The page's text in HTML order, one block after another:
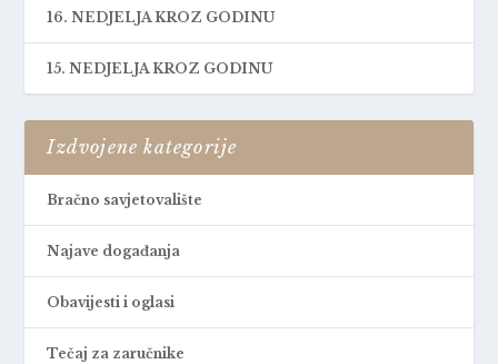
16. NEDJELJA KROZ GODINU
15. NEDJELJA KROZ GODINU
Izdvojene kategorije
Bračno savjetovalište
Najave događanja
Obavijesti i oglasi
Tečaj za zaručnike